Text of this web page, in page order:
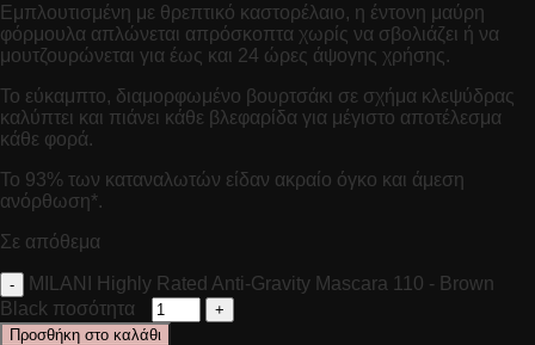
Εμπλουτισμένη με θρεπτικό καστορέλαιο, η έντονη μαύρη
φόρμουλα απλώνεται απρόσκοπτα χωρίς να σβολιάζει ή να
μουτζουρώνεται για έως και 24 ώρες άψογης χρήσης.
Το εύκαμπτο, διαμορφωμένο βουρτσάκι σε σχήμα κλεψύδρας
καλύπτει και πιάνει κάθε βλεφαρίδα για μέγιστο αποτέλεσμα
κάθε φορά.
Το 93% των καταναλωτών είδαν ακραίο όγκο και άμεση
ανόρθωση*.
Σε απόθεμα
MILANI Highly Rated Anti-Gravity Mascara 110 - Brown
Black ποσότητα
Προσθήκη στο καλάθι